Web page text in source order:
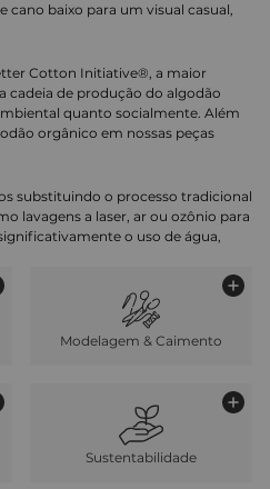
cano baixo para um visual casual,
Cotton Initiative®, a maior
cadeia de produção do algodão
quanto socialmente. Além
orgânico em nossas peças
substituindo o processo tradicional
lavagens a laser, ar ou ozônio para
o uso de água,
Modelagem & Caimento
Sustentabilidade